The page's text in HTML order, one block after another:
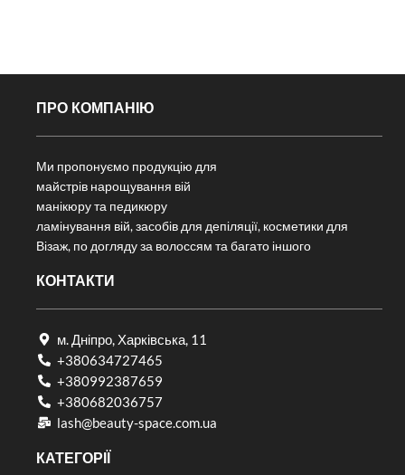
ПРО КОМПАНІЮ
Ми пропонуємо продукцію для
майстрів нарощування вій
манікюру та педикюру
ламінування вій, засобів для депіляції, косметики для
Візаж, по догляду за волоссям та багато іншого
КОНТАКТИ
м. Дніпро, Харківська, 11
+380634727465
+380992387659
+380682036757​
lash@beauty-space.com.ua
КАТЕГОРІЇ